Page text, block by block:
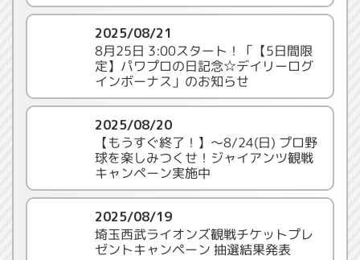
2025/08/21
8月25日 3:00スタート！「【5日間限
定】パワプロの日記念☆デイリーログ
インボーナス」のお知らせ
2025/08/20
【もうすぐ終了！】～8/24(日) プロ野
球を楽しみつくせ！ジャイアンツ観戦
キャンペーン実施中
2025/08/19
埼玉西武ライオンズ観戦チケットプレ
ゼントキャンペーン 抽選結果発表